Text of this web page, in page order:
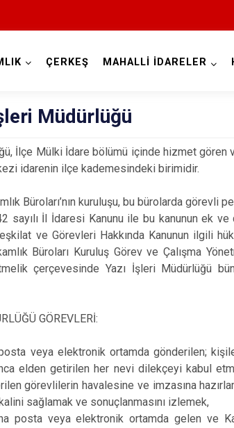
ÇERKEŞ MAHALLİ İDARELER
Müdürlüğü
İlçe Mülki İdare bölümü içinde hizmet gören
idarenin ilçe kademesindeki birimidir.
Büroları’nın kuruluşu, bu bürolarda görevli
sayılı İl İdaresi Kanunu ile bu kanunun ek
ve Görevleri Hakkında Kanunun ilgili
Büroları Kuruluş Görev ve Çalışma
çerçevesinde Yazı İşleri Müdürlüğü
GÖREVLERİ:
veya elektronik ortamda gönderilen;
elden getirilen her nevi dilekçeyi kabul
görevlilerin havalesine ve imzasına
sağlamak ve sonuçlanmasını izlemek,
posta veya elektronik ortamda gelen ve